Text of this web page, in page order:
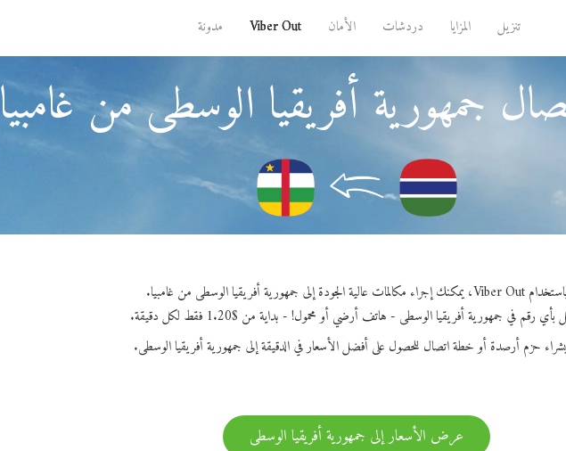
تنزيل المزايا دردشات الأمان Viber Out مدونة
جمهورية أفريقيا الوسطى من غامبيا
باستخدام Viber Out، يمكنك إجراء مكالمات عالية الجودة إلى جمهورية أفريقيا الوسطى من غامبيا.
رقم في جمهورية أفريقيا الوسطى - هاتف أرضي أو محمول! - بداية من $1.20 فقط لكل دقيقة.
حزم أرصدة أو خطة اتصال للحصول على أفضل الأسعار في الدقيقة إلى جمهورية أفريقيا الوسطى.
عرض الأسعار إلى جمهورية أفريقيا الوسطى